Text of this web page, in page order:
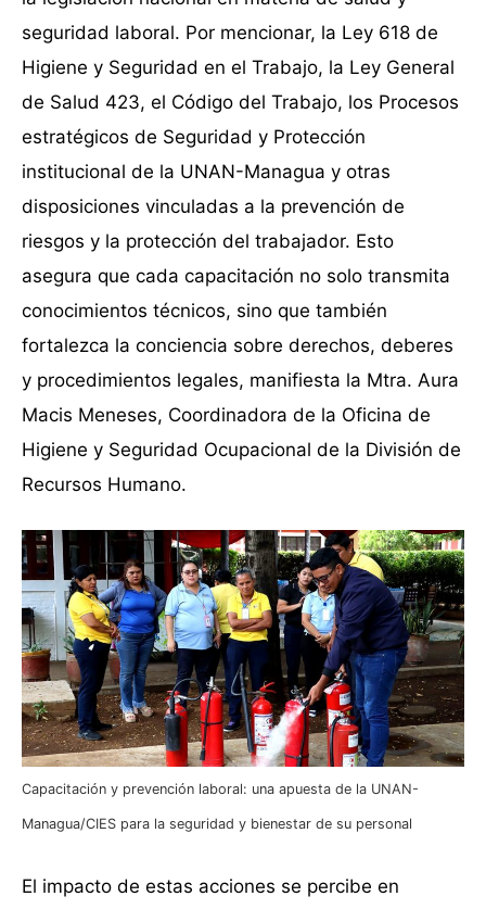
seguridad laboral. Por mencionar, la Ley 618 de
Higiene y Seguridad en el Trabajo, la Ley General
de Salud 423, el Código del Trabajo, los Procesos
estratégicos de Seguridad y Protección
institucional de la UNAN-Managua y otras
disposiciones vinculadas a la prevención de
riesgos y la protección del trabajador. Esto
asegura que cada capacitación no solo transmita
conocimientos técnicos, sino que también
fortalezca la conciencia sobre derechos, deberes
y procedimientos legales, manifiesta la Mtra. Aura
Macis Meneses, Coordinadora de la Oficina de
Higiene y Seguridad Ocupacional de la División de
Recursos Humano.
Capacitación y prevención laboral: una apuesta de la UNAN-
Managua/CIES para la seguridad y bienestar de su personal
El impacto de estas acciones se percibe en